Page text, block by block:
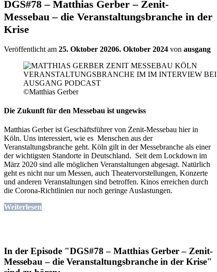
DGS#78 – Matthias Gerber – Zenit-
Messebau – die Veranstaltungsbranche in der
Krise
Veröffentlicht am 25. Oktober 20206. Oktober 2024 von ausgang
©Matthias Gerber
Die Zukunft für den Messebau ist ungewiss
Matthias Gerber ist Geschäftsführer von Zenit-Messebau hier in
Köln. Uns interessiert, wie es Menschen aus der
Veranstaltungsbranche geht. Köln gilt in der Messebranche als einer
der wichtigsten Standorte in Deutschland. Seit dem Lockdown im
März 2020 sind alle möglichen Veranstaltungen abgesagt. Natürlich
geht es nicht nur um Messen, auch Theatervorstellungen, Konzerte
und anderen Veranstaltungen sind betroffen. Kinos erreichen durch
die Corona-Richtlinien nur noch geringe Auslastungen.
Weiterlesen
In der Episode "DGS#78 – Matthias Gerber – Zenit-
Messebau – die Veranstaltungsbranche in der Krise"